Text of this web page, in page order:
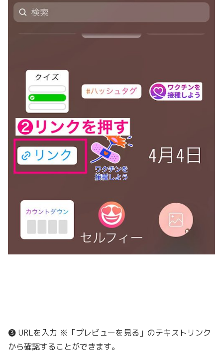
❸ URLを入力 ※「プレビューを見る」のテキストリンク
から確認することができます。